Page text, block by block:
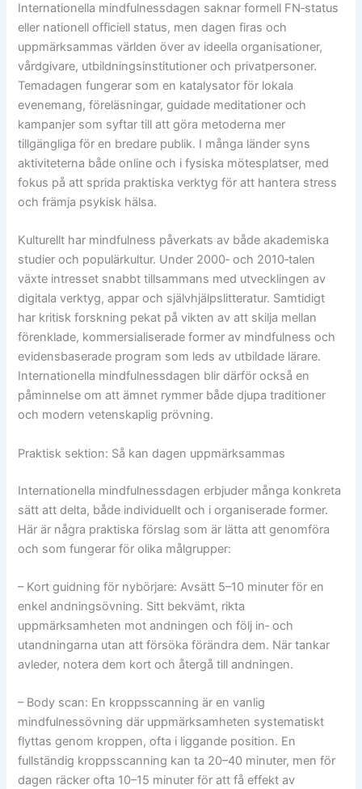
Internationella mindfulnessdagen saknar formell FN‑status
eller nationell officiell status, men dagen firas och
uppmärksammas världen över av ideella organisationer,
vårdgivare, utbildningsinstitutioner och privatpersoner.
Temadagen fungerar som en katalysator för lokala
evenemang, föreläsningar, guidade meditationer och
kampanjer som syftar till att göra metoderna mer
tillgängliga för en bredare publik. I många länder syns
aktiviteterna både online och i fysiska mötesplatser, med
fokus på att sprida praktiska verktyg för att hantera stress
och främja psykisk hälsa.
Kulturellt har mindfulness påverkats av både akademiska
studier och populärkultur. Under 2000‑ och 2010‑talen
växte intresset snabbt tillsammans med utvecklingen av
digitala verktyg, appar och självhjälpslitteratur. Samtidigt
har kritisk forskning pekat på vikten av att skilja mellan
förenklade, kommersialiserade former av mindfulness och
evidensbaserade program som leds av utbildade lärare.
Internationella mindfulnessdagen blir därför också en
påminnelse om att ämnet rymmer både djupa traditioner
och modern vetenskaplig prövning.
Praktisk sektion: Så kan dagen uppmärksammas
Internationella mindfulnessdagen erbjuder många konkreta
sätt att delta, både individuellt och i organiserade former.
Här är några praktiska förslag som är lätta att genomföra
och som fungerar för olika målgrupper:
– Kort guidning för nybörjare: Avsätt 5–10 minuter för en
enkel andningsövning. Sitt bekvämt, rikta
uppmärksamheten mot andningen och följ in‑ och
utandningarna utan att försöka förändra dem. När tankar
avleder, notera dem kort och återgå till andningen.
– Body scan: En kroppsscanning är en vanlig
mindfulnessövning där uppmärksamheten systematiskt
flyttas genom kroppen, ofta i liggande position. En
fullständig kroppsscanning kan ta 20–40 minuter, men för
dagen räcker ofta 10–15 minuter för att få effekt av